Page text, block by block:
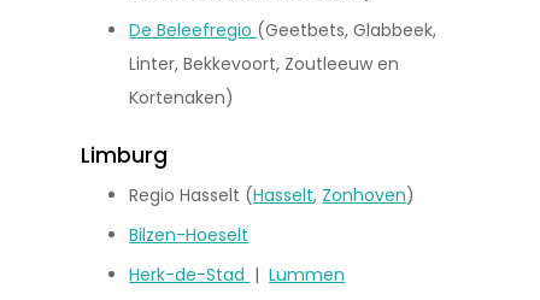
De Beleefregio (Geetbets, Glabbeek,
Linter, Bekkevoort, Zoutleeuw en
Kortenaken)
Limburg
Regio Hasselt (Hasselt, Zonhoven)
Bilzen-Hoeselt
Herk-de-Stad | Lummen